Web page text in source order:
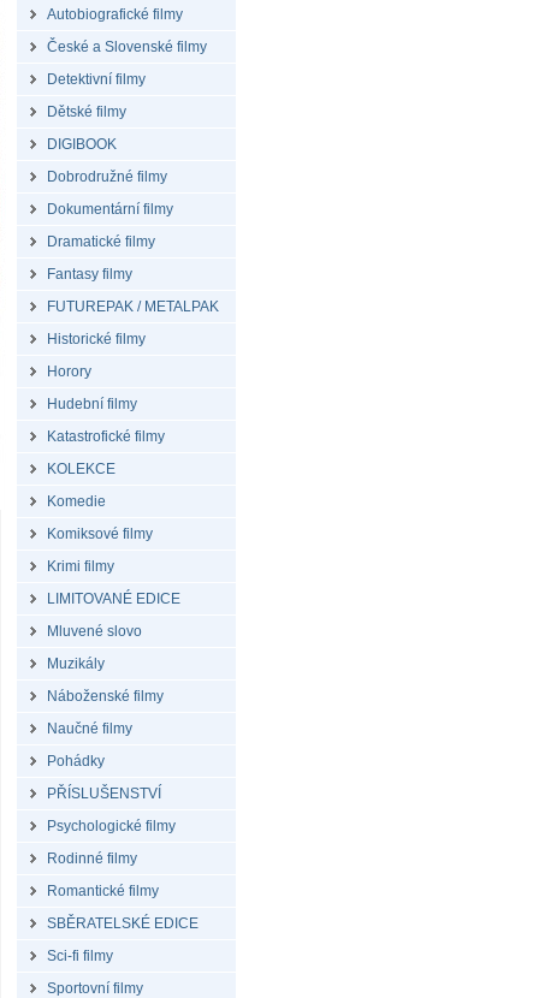
Autobiografické filmy
České a Slovenské filmy
Detektivní filmy
Dětské filmy
DIGIBOOK
Dobrodružné filmy
Dokumentární filmy
Dramatické filmy
Fantasy filmy
FUTUREPAK / METALPAK
Historické filmy
Horory
Hudební filmy
Katastrofické filmy
KOLEKCE
Komedie
Komiksové filmy
Krimi filmy
LIMITOVANÉ EDICE
Mluvené slovo
Muzikály
Náboženské filmy
Naučné filmy
Pohádky
PŘÍSLUŠENSTVÍ
Psychologické filmy
Rodinné filmy
Romantické filmy
SBĚRATELSKÉ EDICE
Sci-fi filmy
Sportovní filmy